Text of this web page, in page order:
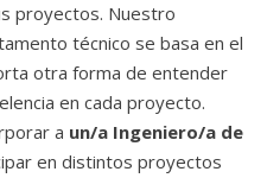
proyectos. Nuestro
técnico se basa en el
otra forma de entender
en cada proyecto.
a un/a Ingeniero/a de
en distintos proyectos